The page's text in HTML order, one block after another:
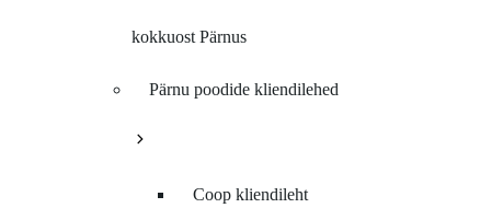
kokkuost Pärnus
Pärnu poodide kliendilehed
Coop kliendileht